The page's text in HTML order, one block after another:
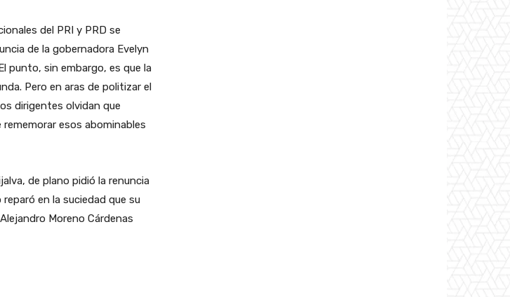
del PRI y PRD se
de la gobernadora Evelyn
punto, sin embargo, es que la
Pero en aras de politizar el
dirigentes olvidan que
esos abominables
de plano pidió la renuncia
en la suciedad que su
Moreno Cárdenas